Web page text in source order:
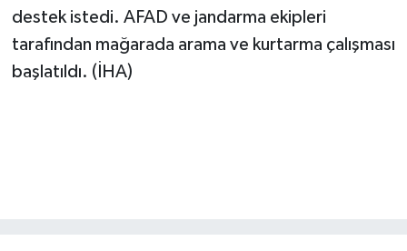
destek istedi. AFAD ve jandarma ekipleri
tarafından mağarada arama ve kurtarma çalışması
başlatıldı. (İHA)